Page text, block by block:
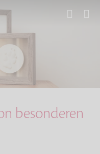
besonderen